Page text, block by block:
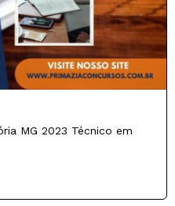
MG 2023 Técnico em